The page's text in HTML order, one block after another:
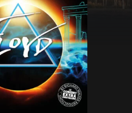
pour la gestion de votre
Carré des Docks / Docks Océane
à tout moment. Pour en savoir plus,
des données